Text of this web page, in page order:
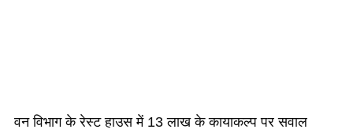
वन विभाग के रेस्ट हाउस में 13 लाख के कायाकल्प पर सवाल